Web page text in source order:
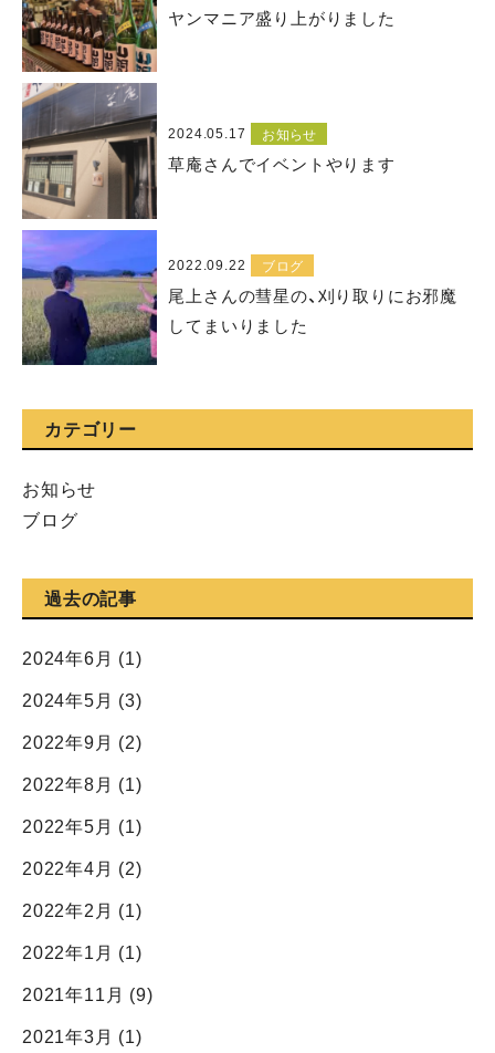
ヤンマニア盛り上がりました
2024.05.17 お知らせ
草庵さんでイベントやります
2022.09.22 ブログ
尾上さんの彗星の、刈り取りにお邪魔
してまいりました
カテゴリー
お知らせ
ブログ
過去の記事
2024年6月 (1)
2024年5月 (3)
2022年9月 (2)
2022年8月 (1)
2022年5月 (1)
2022年4月 (2)
2022年2月 (1)
2022年1月 (1)
2021年11月 (9)
2021年3月 (1)